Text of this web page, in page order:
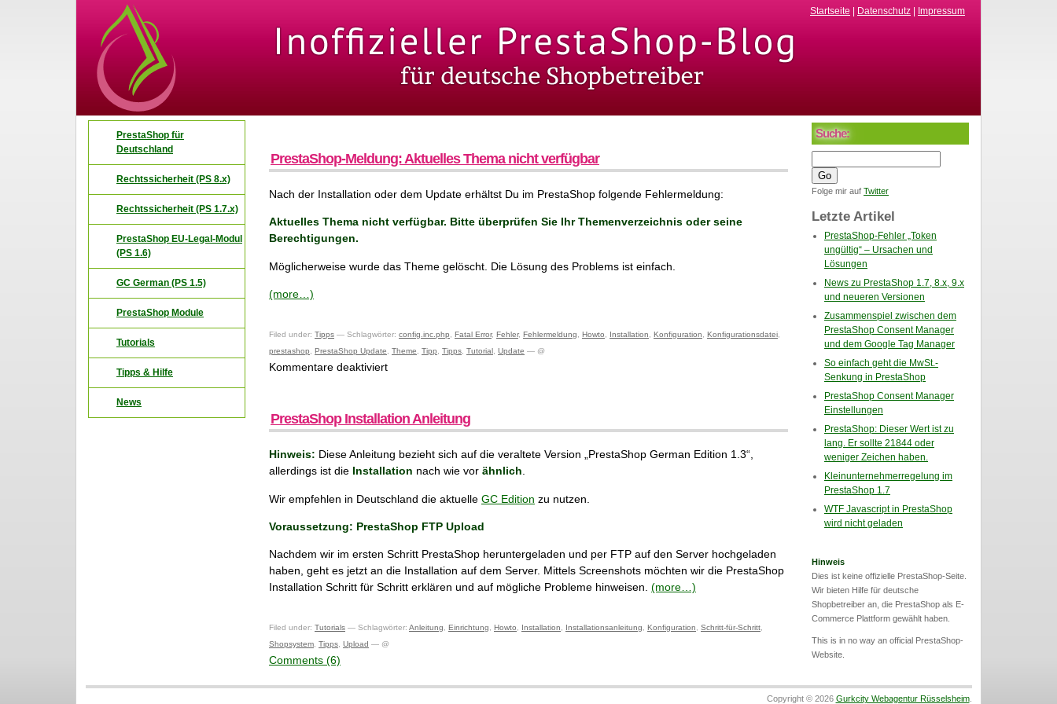
Startseite Datenschutz Impressum
PrestaShop-Meldung: Aktuelles Thema nicht verfügbar
Nach der Installation oder dem Update erhältst Du im PrestaShop folgende Fehlermeldung:
Aktuelles Thema nicht verfügbar. Bitte überprüfen Sie Ihr Themenverzeichnis oder seine
Berechtigungen.
Möglicherweise wurde das Theme gelöscht. Die Lösung des Problems ist einfach.
(more…)
Filed under: Tipps — Schlagwörter: config.inc.php Fatal Error, Fehler, Fehlermeldung Howto Installation Konfiguration Konfigurationsdatei
prestashop
PrestaShop Update Theme Tipp Tipps Tutorial Update — @
Kommentare deaktiviertfür
Aktuelles
Thema
nicht
verfügbar
PrestaShop Installation Anleitung
Hinweis: Diese Anleitung bezieht sich auf die veraltete Version „PrestaShop German Edition 1.3“,
allerdings ist die Installation nach wie vor ähnlich
Wir empfehlen in Deutschland die aktuelle GC Edition zu nutzen.
Voraussetzung: PrestaShop FTP Upload
Nachdem wir im ersten Schritt PrestaShop heruntergeladen und per FTP auf den Server hochgeladen
haben, geht es jetzt an die Installation auf dem Server. Mittels Screenshots möchten wir die PrestaShop
Installation Schritt für Schritt erklären und auf mögliche Probleme hinweisen. (more…)
Filed under: Tutorials — Schlagwörter: Anleitung, Einrichtung, Howto, Installation, Installationsanleitung, Konfiguration, Schritt-für-Schritt,
Shopsystem, Tipps, Upload — @
Comments (6)
PrestaShop für
Deutschland
Rechtssicherheit (PS 8.x)
Rechtssicherheit (PS 1.7.x)
PrestaShop EU-Legal-Modul
(PS 1.6)
GC German (PS 1.5)
PrestaShop Module
Tutorials
Tipps & Hilfe
News
Suche:
Folge mir auf Twitter
Letzte Artikel
PrestaShop-Fehler „Token
ungültig“ – Ursachen und
Lösungen
News zu PrestaShop 1.7, 8.x, 9.x
und neueren Versionen
Zusammenspiel zwischen dem
PrestaShop Consent Manager
und dem Google Tag Manager
So einfach geht die MwSt.-
Senkung in PrestaShop
PrestaShop Consent Manager
Einstellungen
PrestaShop: Dieser Wert ist zu
lang. Er sollte 21844 oder
weniger Zeichen haben.
Kleinunternehmerregelung im
PrestaShop 1.7
WTF Javascript in PrestaShop
wird nicht geladen
Hinweis
Dies ist keine offizielle PrestaShop-Seite.
Wir bieten Hilfe für deutsche
Shopbetreiber an, die PrestaShop als E-
Commerce Plattform gewählt haben.
This is in no way an official PrestaShop-
Website.
Copyright © 2026 Gurkcity Webagentur Rüsselsheim.